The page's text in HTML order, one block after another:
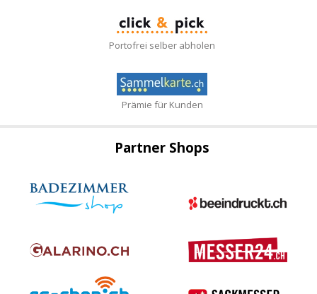
Portofrei selber abholen
Prämie für Kunden
Partner Shops